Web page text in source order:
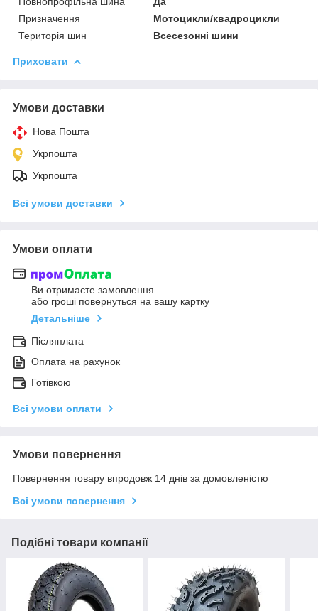
Призначення
Мотоцикли/квадроцикли
Територія шин
Всесезонні шини
Приховати
Умови доставки
Нова Пошта
Укрпошта
Укрпошта
Всі умови доставки
Умови оплати
Ви отримаєте замовлення
або гроші повернуться на вашу картку
Детальніше
Післяплата
Оплата на рахунок
Готівкою
Всі умови оплати
Умови повернення
Повернення товару впродовж 14 днів за домовленістю
Всі умови повернення
Подібні товари компанії